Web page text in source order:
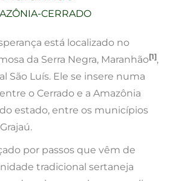
CERRADO
está localizado no
da Serra Negra, Maranhão[1],
São Luís. Ele se insere numa
o Cerrado e a Amazônia
estado, entre os municípios
por passos que vêm de
tradicional sertaneja